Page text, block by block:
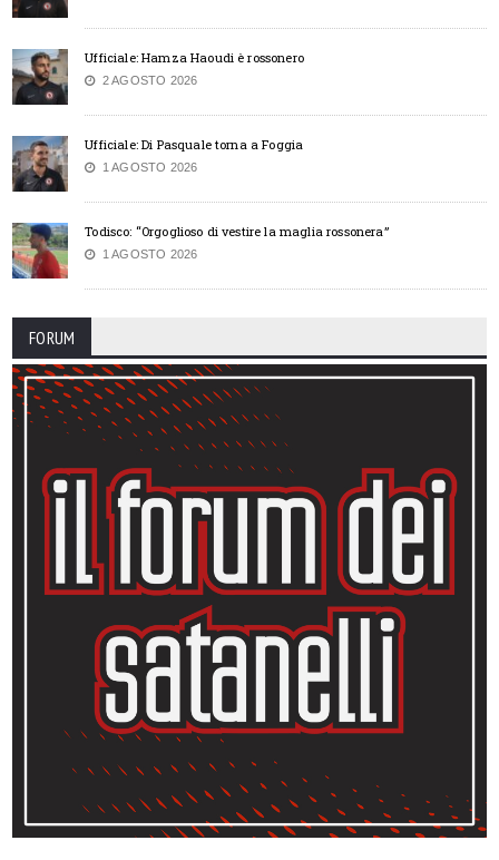
Ufficiale: Hamza Haoudi è rossonero
2 AGOSTO 2026
Ufficiale: Di Pasquale torna a Foggia
1 AGOSTO 2026
Todisco: “Orgoglioso di vestire la maglia rossonera”
1 AGOSTO 2026
FORUM